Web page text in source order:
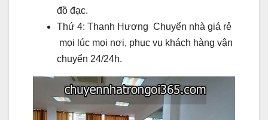
đồ đạc.
Thứ 4: Thanh Hương Chuyển nhà giá rẻ
mọi lúc mọi nơi, phục vụ khách hàng vận
chuyển 24/24h.